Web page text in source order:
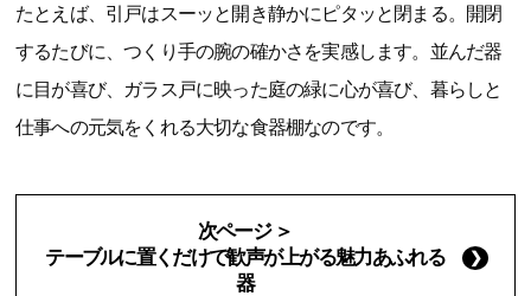
たとえば、引戸はスーッと開き静かにピタッと閉まる。開閉
するたびに、つくり手の腕の確かさを実感します。並んだ器
に目が喜び、ガラス戸に映った庭の緑に心が喜び、暮らしと
仕事への元気をくれる大切な食器棚なのです。
次ページ ＞
テーブルに置くだけで歓声が上がる魅力あふれる
器